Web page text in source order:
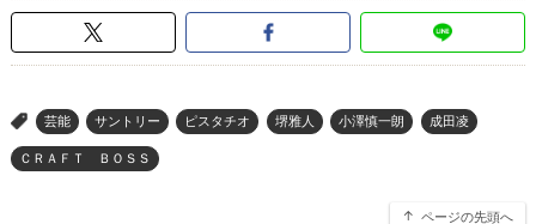
> 芸能 サントリー ピスタチオ 堺雅人 小澤慎一朗 成田凌
ＣＲＡＦＴ ＢＯＳＳ
ページの先頭へ